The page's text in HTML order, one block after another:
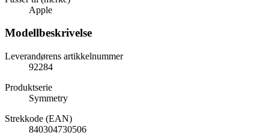
Apple
Modellbeskrivelse
Leverandørens artikkelnummer
92284
Produktserie
Symmetry
Strekkode (EAN)
840304730506